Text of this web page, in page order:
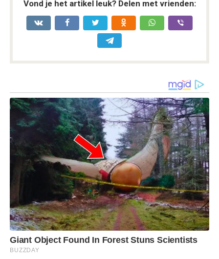
Vond je het artikel leuk? Delen met vrienden: